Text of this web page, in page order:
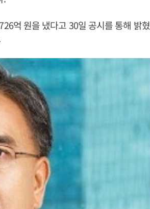
억 원을 냈다고 30일 공시를 통해 밝혔